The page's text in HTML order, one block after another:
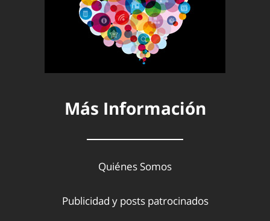
Más Información
Quiénes Somos
Publicidad y posts patrocinados